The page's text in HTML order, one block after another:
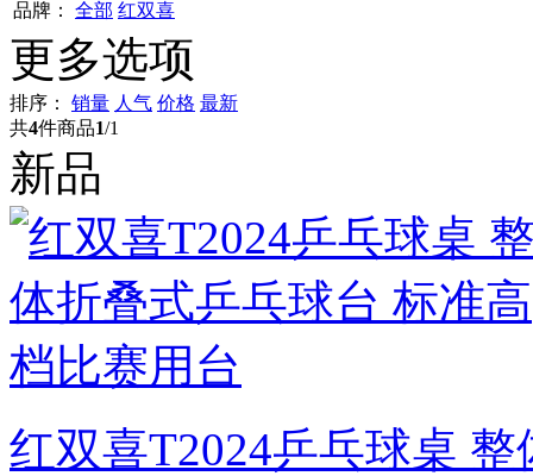
品牌： 全部 红双喜
更多选项
排序： 销量 人气 价格 最新
共4件商品1/1
新品
红双喜T2024乒乓球桌